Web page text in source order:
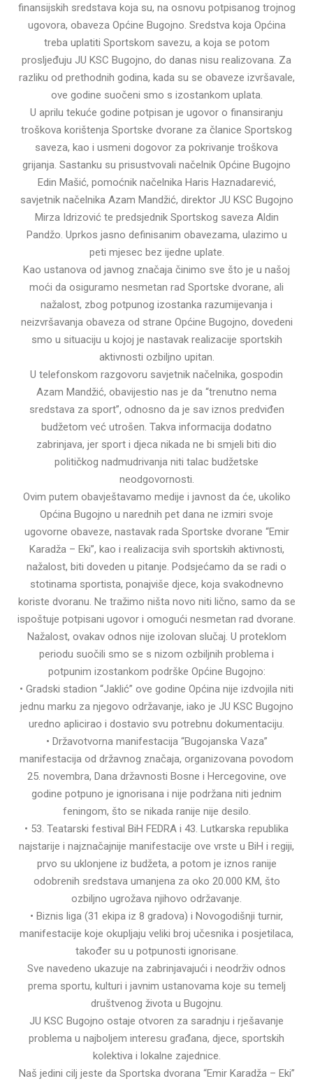
finansijskih sredstava koja su, na osnovu potpisanog trojnog
ugovora, obaveza Općine Bugojno. Sredstva koja Općina
treba uplatiti Sportskom savezu, a koja se potom
prosljeđuju JU KSC Bugojno, do danas nisu realizovana. Za
razliku od prethodnih godina, kada su se obaveze izvršavale,
ove godine suočeni smo s izostankom uplata.
U aprilu tekuće godine potpisan je ugovor o finansiranju
troškova korištenja Sportske dvorane za članice Sportskog
saveza, kao i usmeni dogovor za pokrivanje troškova
grijanja. Sastanku su prisustvovali načelnik Općine Bugojno
Edin Mašić, pomoćnik načelnika Haris Haznadarević,
savjetnik načelnika Azam Mandžić, direktor JU KSC Bugojno
Mirza Idrizović te predsjednik Sportskog saveza Aldin
Pandžo. Uprkos jasno definisanim obavezama, ulazimo u
peti mjesec bez ijedne uplate.
Kao ustanova od javnog značaja činimo sve što je u našoj
moći da osiguramo nesmetan rad Sportske dvorane, ali
nažalost, zbog potpunog izostanka razumijevanja i
neizvršavanja obaveza od strane Općine Bugojno, dovedeni
smo u situaciju u kojoj je nastavak realizacije sportskih
aktivnosti ozbiljno upitan.
U telefonskom razgovoru savjetnik načelnika, gospodin
Azam Mandžić, obavijestio nas je da “trenutno nema
sredstava za sport”, odnosno da je sav iznos predviđen
budžetom već utrošen. Takva informacija dodatno
zabrinjava, jer sport i djeca nikada ne bi smjeli biti dio
političkog nadmudrivanja niti talac budžetske
neodgovornosti.
Ovim putem obavještavamo medije i javnost da će, ukoliko
Općina Bugojno u narednih pet dana ne izmiri svoje
ugovorne obaveze, nastavak rada Sportske dvorane “Emir
Karadža – Eki”, kao i realizacija svih sportskih aktivnosti,
nažalost, biti doveden u pitanje. Podsjećamo da se radi o
stotinama sportista, ponajviše djece, koja svakodnevno
koriste dvoranu. Ne tražimo ništa novo niti lično, samo da se
ispoštuje potpisani ugovor i omogući nesmetan rad dvorane.
Nažalost, ovakav odnos nije izolovan slučaj. U proteklom
periodu suočili smo se s nizom ozbiljnih problema i
potpunim izostankom podrške Općine Bugojno:
• Gradski stadion “Jaklić” ove godine Općina nije izdvojila niti
jednu marku za njegovo održavanje, iako je JU KSC Bugojno
uredno aplicirao i dostavio svu potrebnu dokumentaciju.
• Državotvorna manifestacija “Bugojanska Vaza”
manifestacija od državnog značaja, organizovana povodom
25. novembra, Dana državnosti Bosne i Hercegovine, ove
godine potpuno je ignorisana i nije podržana niti jednim
feningom, što se nikada ranije nije desilo.
• 53. Teatarski festival BiH FEDRA i 43. Lutkarska republika
najstarije i najznačajnije manifestacije ove vrste u BiH i regiji,
prvo su uklonjene iz budžeta, a potom je iznos ranije
odobrenih sredstava umanjena za oko 20.000 KM, što
ozbiljno ugrožava njihovo održavanje.
• Biznis liga (31 ekipa iz 8 gradova) i Novogodišnji turnir,
manifestacije koje okupljaju veliki broj učesnika i posjetilaca,
također su u potpunosti ignorisane.
Sve navedeno ukazuje na zabrinjavajući i neodrživ odnos
prema sportu, kulturi i javnim ustanovama koje su temelj
društvenog života u Bugojnu.
JU KSC Bugojno ostaje otvoren za saradnju i rješavanje
problema u najboljem interesu građana, djece, sportskih
kolektiva i lokalne zajednice.
Naš jedini cilj jeste da Sportska dvorana “Emir Karadža – Eki”